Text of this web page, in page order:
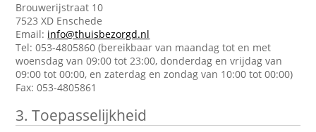
Brouwerijstraat 10
7523 XD Enschede
Email: info@thuisbezorgd.nl
Tel: 053-4805860 (bereikbaar van maandag tot en met
woensdag van 09:00 tot 23:00, donderdag en vrijdag van
09:00 tot 00:00, en zaterdag en zondag van 10:00 tot 00:00)
Fax: 053-4805861
3. Toepasselijkheid